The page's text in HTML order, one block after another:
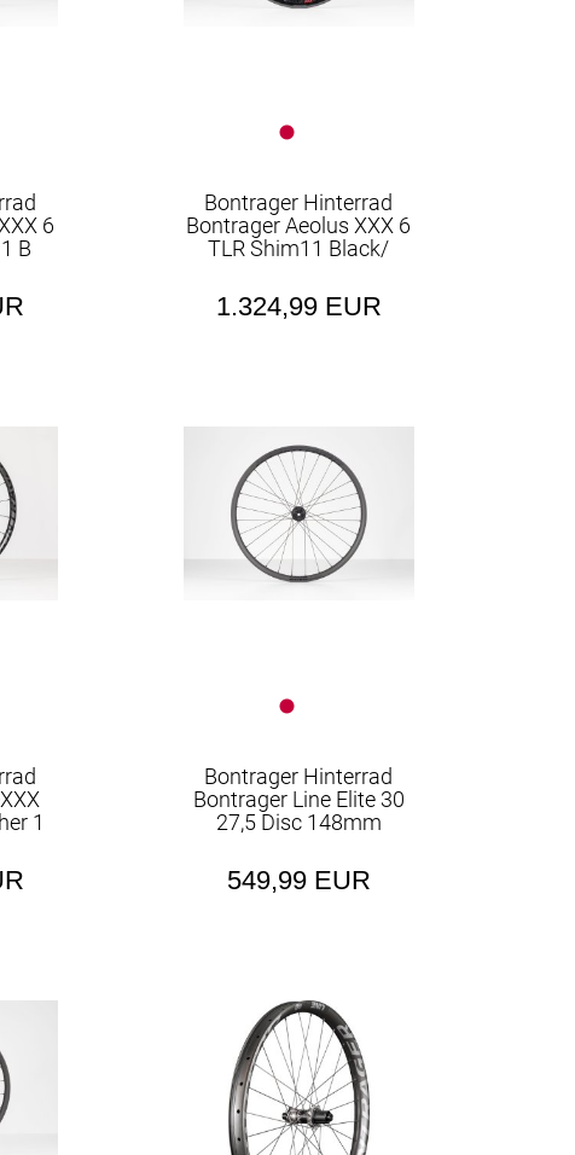
6
B
Bontrager Hinterrad
Bontrager Aeolus XXX 6
TLR Shim11 Black/
1.324,99 EUR
1
Bontrager Hinterrad
Bontrager Line Elite 30
27,5 Disc 148mm
549,99 EUR